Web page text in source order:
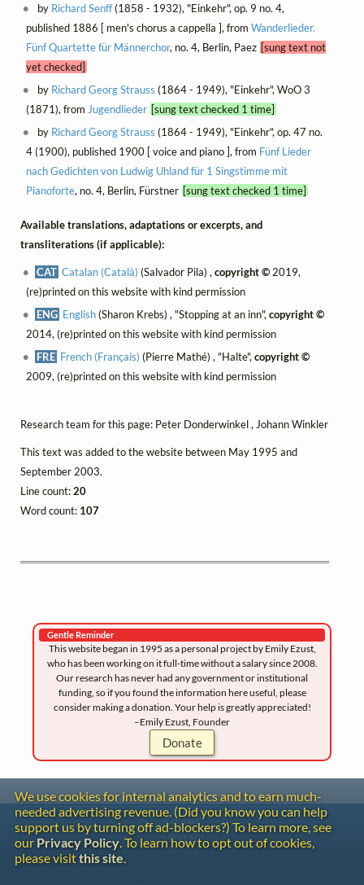
by Richard Senff(1858 - 1932), "Einkehr", op. 9 no. 4,
published 1886 [ men's chorus a cappella ], from Wanderlieder.
Fünf Quartette für Männerchor, no. 4, Berlin, Paez [sung text not
yet checked]
by Richard Georg Strauss (1864 - 1949), "Einkehr", WoO 3
(1871), from Jugendlieder [sung text checked 1 time]
by Richard Georg Strauss (1864 - 1949), "Einkehr", op. 47 no.
4 (1900), published 1900 [ voice and piano ], from Fünf Lieder
nach Gedichten von Ludwig Uhland für 1 Singstimme mit
Pianoforte, no. 4, Berlin, Fürstner [sung text checked 1 time]
Available translations, adaptations or excerpts, and
transliterations (if applicable):
CAT Catalan (Català) (Salvador Pila) ,copyright ©2019,
(re)printed on this website with kind permission
ENG English(Sharon Krebs) , "Stopping at an inn",copyright ©
2014, (re)printed on this website with kind permission
FRE French (Français) (Pierre Mathé) , "Halte",copyright ©
2009, (re)printed on this website with kind permission
Research team for this page: Peter Donderwinkel , Johann Winkler
This text was added to the website between May 1995 and
September 2003.
Line count:20
Word count: 107
Gentle Reminder
This website began in 1995 as a personal project by Emily Ezust,
who has been working on it full-time without a salary since 2008.
Our research has never had any government or institutional
funding, so if you found the information here useful, please
consider making a donation. Your help is greatly appreciated!
–Emily Ezust, Founder
Donate
We use cookies for internal analytics and to earn much-
needed advertising revenue. (Did you know you can help
support us by turning off ad-blockers?) To learn more, see
our Privacy Policy. To learn how to opt out of cookies,
please visitthis site.
Contact
Copyright
Privacy